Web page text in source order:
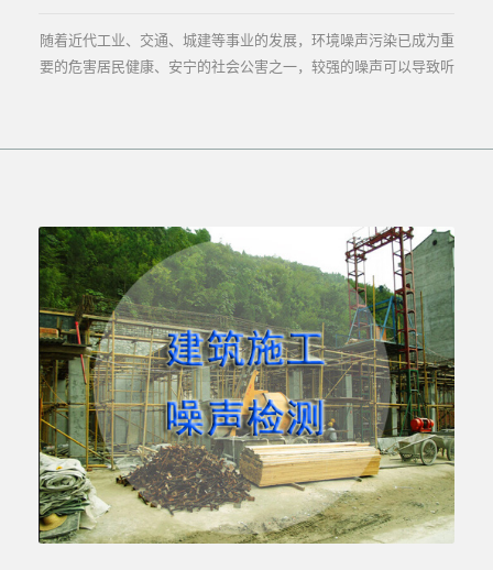
随着近代工业、交通、城建等事业的发展，环境噪声污染已成为重
要的危害居民健康、安宁的社会公害之一，较强的噪声可以导致听